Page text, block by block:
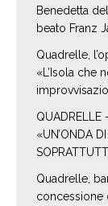
Benedetta
beato Franz
Quadrelle,
«L’Isola che
QUADRELLE
«UN’ONDA
Quadrelle,
concessione